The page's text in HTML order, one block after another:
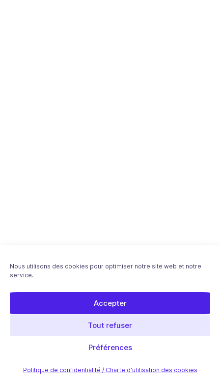
Nous utilisons des cookies pour optimiser notre site web et notre
service.
Accepter
Tout refuser
Préférences
Politique de confidentialité / Charte d’utilisation des cookies
Download "Améliorer le positionnement de
votre site WordPress grâce au SEO local" ebook
- Free PDF